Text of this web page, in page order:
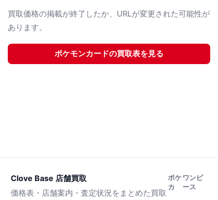
買取価格の掲載が終了したか、URLが変更された可能性が
あります。
ポケモンカードの買取表を見る
Clove Base 店舗買取
価格表・店舗案内・査定状況をまとめた買取
ポケ
カ
ワンピ
ース